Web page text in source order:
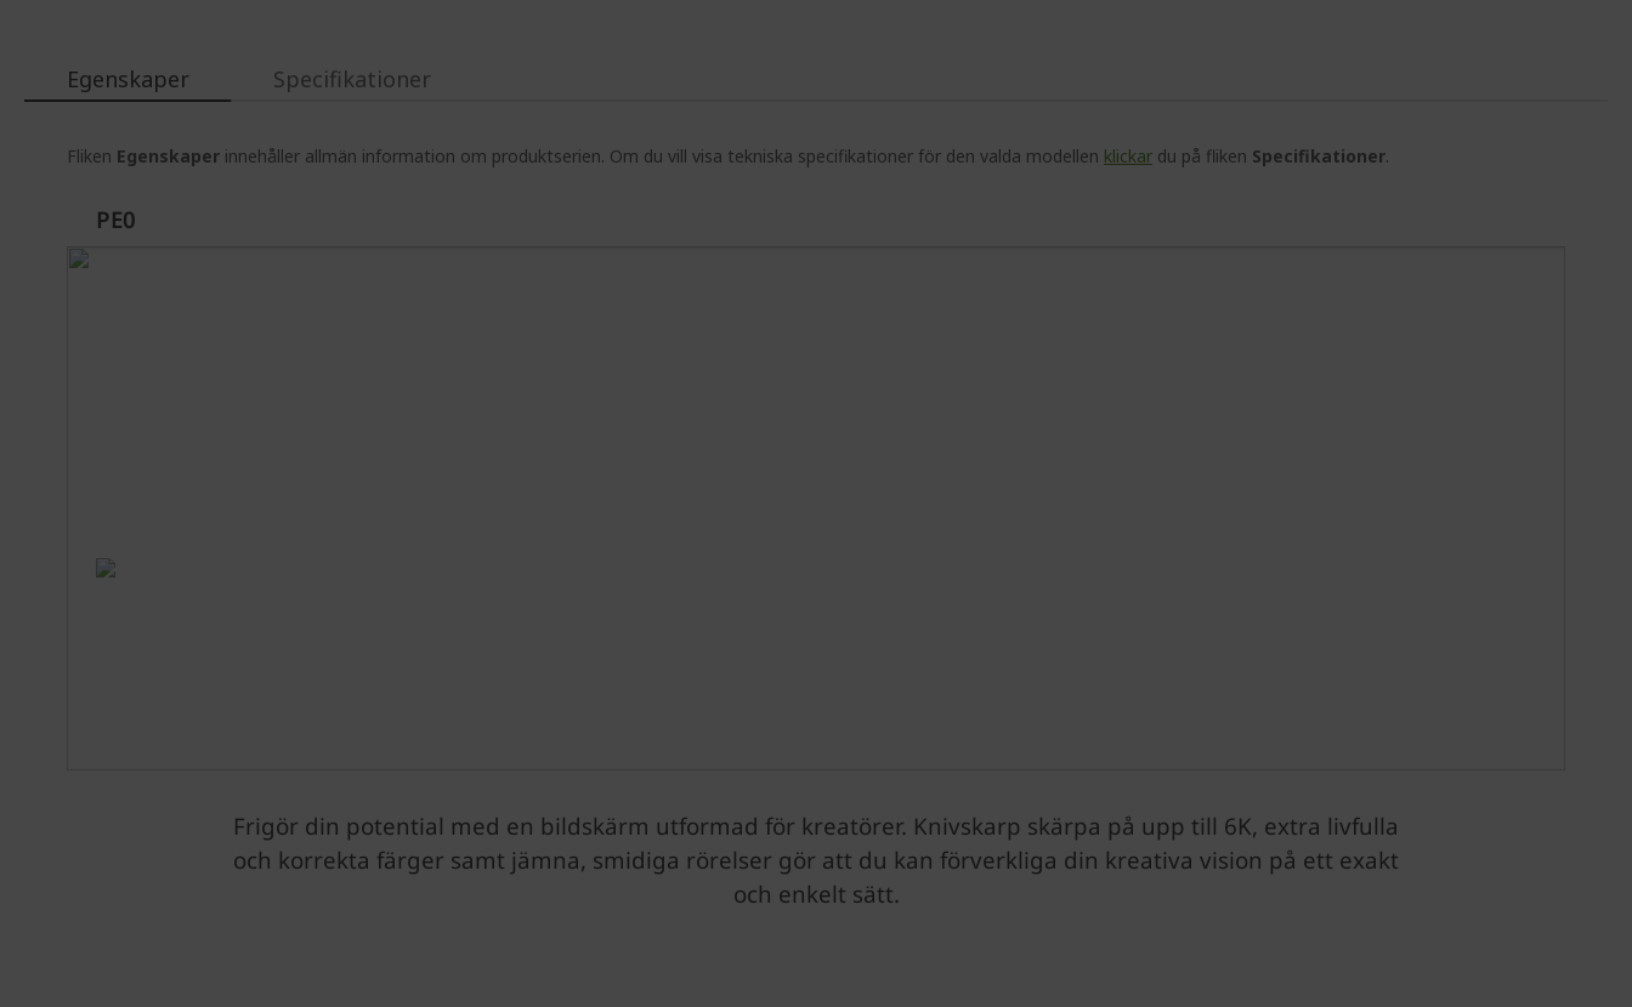
galleryEgenskaper
Fliken Egenskaper innehåller allmän information om produktserien. Om du vill visa tekniska specifikationer för den valda modellen klickar du på fliken Specifikationer.
Specifikationer